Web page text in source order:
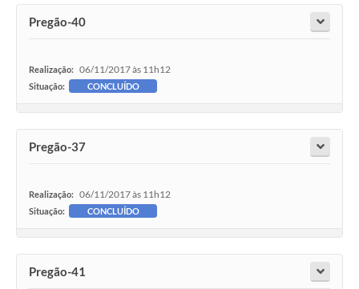
Notícias
Pesquisa de Satisfação
Galeria de Vídeos
Projetos
Legislação
Pregão-40
Realização: 06/11/2017 às 11h12
Situação: CONCLUÍDO
Pregão-37
Realização: 06/11/2017 às 11h12
Situação: CONCLUÍDO
Pregão-41